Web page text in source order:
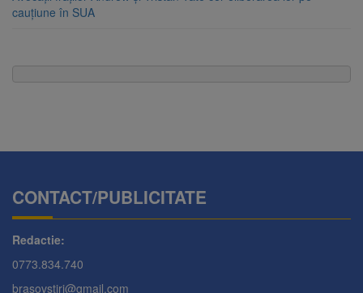
cauțiune în SUA
CONTACT/PUBLICITATE
Redactie:
0773.834.740
brasovstiri@gmail.com